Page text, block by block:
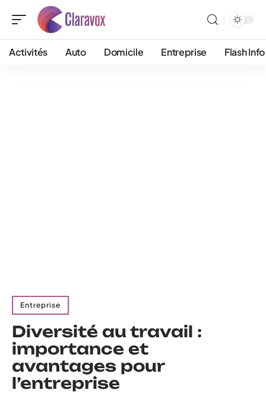
Activités Auto Domicile Entreprise Flash Info
Entreprise
Diversité au travail :
importance et
avantages pour
l’entreprise